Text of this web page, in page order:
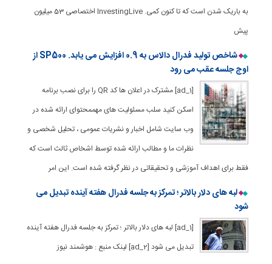
به باریک شدن است که تا کنون کمی. InvestingLive اختصاصی 53 میلیون
پیش
شاخص تولید فدرال دالاس به 0.9 افزایش می یابد. SP500 از
اوج جلسه عقب می رود
[ad_1] مشترک در اعلان ها کد QR را برای نصب برنامه
اسکن کنید سلب مسئولیت های مهممحتوای ارائه شده در
وب سایت شامل اخبار و نشریات عمومی ، تحلیل شخصی و
نظرات ما و مطالب ارائه شده توسط اشخاص ثالث است که
فقط برای اهداف آموزشی و تحقیقاتی در نظر گرفته شده است. این امر
لبه های دلار بالاتر ؛ تمرکز به جلسه فدرال هفته آینده تبدیل می
شود
[ad_1] لبه های دلار بالاتر ؛ تمرکز به جلسه فدرال هفته آینده
تبدیل می شود [ad_2] لینک منبع : هوشمند نیوز